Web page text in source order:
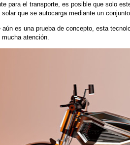
para el transporte, es posible que solo
solar que se autocarga mediante un
aún es una prueba de concepto, esta
mucha atención.